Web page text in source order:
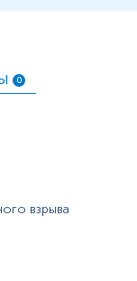
0
взрыва